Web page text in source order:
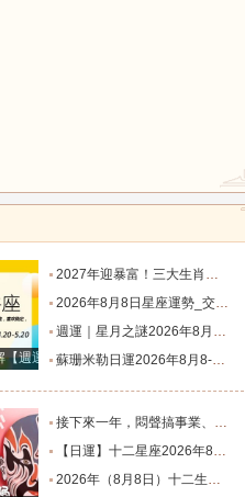
【週運2024年12月9日-12月15日】
2027年迎暴富！三大生肖錦鯉附體，迎事業愛情巔峰_屬狗_朋友_謙讓
2026年8月8日星座運勢_交易_管理_合作
週運｜星月之謎2026年8月8日-8月14日十二星座一週展望_日全食_火星_人生
蘇珊米勒日運2026年8月8-9日十二星座週末運勢_土星_宮位_內心
接下來一年，悶聲搞事業、家底越來越厚的四大星座！財源滾滾_機會_計劃_百萬財富
【日運】十二星座2026年8月8日運勢播報_方面_感情_工作時
2026年（8月8日）十二生肖運勢播報_感情_事業_朋友
猴 雞 狗